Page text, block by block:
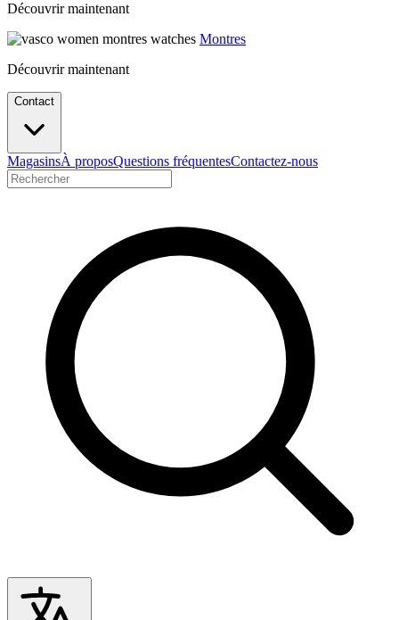
Découvrir maintenant
Montres
Découvrir maintenant
Contact
MagasinsÀ proposQuestions fréquentesContactez-nous